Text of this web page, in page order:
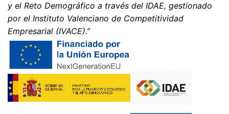
y el Reto Demográfico a través del IDAE, gestionado
por el Instituto Valenciano de Competitividad
Empresarial (IVACE).”